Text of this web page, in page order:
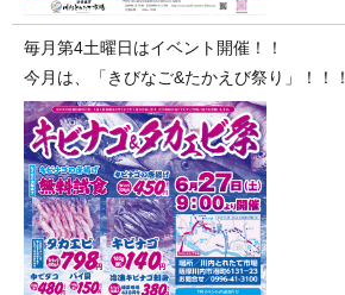
毎月第4土曜日はイベント開催！！
今月は、「きびなご&たかえび祭り」！！！